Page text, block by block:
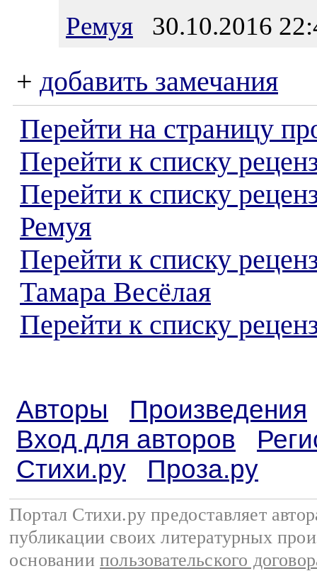
Ремуя 30.10.2016
+ добавить замечания
Перейти на страницу
Перейти к списку
Перейти к списку
Ремуя
Перейти к списку
Тамара Весёлая
Перейти к списку
Авторы
Произведения
Вход для авторов
Стихи.ру
Проза.ру
Портал Стихи.ру предоставляет
публикации своих литературных
основании пользовательского